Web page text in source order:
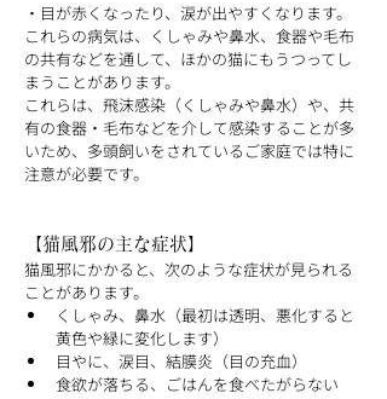
・目が赤くなったり、涙が出やすくなります。
これらの病気は、くしゃみや鼻水、食器や毛布
の共有などを通して、ほかの猫にもうつってし
まうことがあります。
これらは、飛沫感染（くしゃみや鼻水）や、共
有の食器・毛布などを介して感染することが多
いため、多頭飼いをされているご家庭では特に
注意が必要です。
【猫風邪の主な症状】
猫風邪にかかると、次のような症状が見られる
ことがあります。
くしゃみ、鼻水（最初は透明、悪化すると
黄色や緑に変化します）
目やに、涙目、結膜炎（目の充血）
食欲が落ちる、ごはんを食べたがらない